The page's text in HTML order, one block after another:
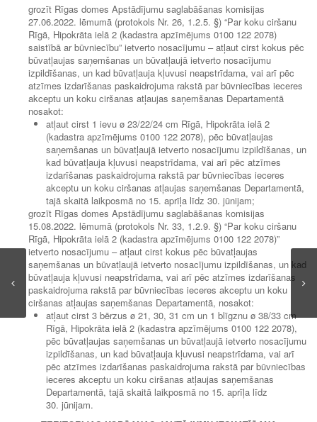
grozīt Rīgas domes Apstādījumu saglabāšanas komisijas
27.06.2022. lēmumā (protokols Nr. 26, 1.2.5. §) “Par koku ciršanu
Rīgā, Hipokrāta ielā 2 (kadastra apzīmējums 0100 122 2078)
saistībā ar būvniecību” ietverto nosacījumu – atļaut cirst kokus pēc
būvatļaujas saņemšanas un būvatļaujā ietverto nosacījumu
izpildīšanas, un kad būvatļauja kļuvusi neapstrīdama, vai arī pēc
atzīmes izdarīšanas paskaidrojuma rakstā par būvniecības ieceres
akceptu un koku ciršanas atļaujas saņemšanas Departamentā
nosakot:
atļaut cirst 1 ievu ø 23/22/24 cm Rīgā, Hipokrāta ielā 2
(kadastra apzīmējums 0100 122 2078), pēc būvatļaujas
saņemšanas un būvatļaujā ietverto nosacījumu izpildīšanas, un
kad būvatļauja kļuvusi neapstrīdama, vai arī pēc atzīmes
izdarīšanas paskaidrojuma rakstā par būvniecības ieceres
akceptu un koku ciršanas atļaujas saņemšanas Departamentā,
tajā skaitā laikposmā no 15. aprīļa līdz 30. jūnijam;
grozīt Rīgas domes Apstādījumu saglabāšanas komisijas
15.08.2022. lēmumā (protokols Nr. 33, 1.2.9. §) “Par koku ciršanu
Rīgā, Hipokrāta ielā 2 (kadastra apzīmējums 0100 122 2078)”
ietverto nosacījumu – atļaut cirst kokus pēc būvatļaujas
saņemšanas un būvatļaujā ietverto nosacījumu izpildīšanas, un kad
būvatļauja kļuvusi neapstrīdama, vai arī pēc atzīmes izdarīšanas
paskaidrojuma rakstā par būvniecības ieceres akceptu un koku
ciršanas atļaujas saņemšanas Departamentā, nosakot:
atļaut cirst 3 bērzus ø 21, 30, 31 cm un 1 blīgznu ø 38/33 cm
Rīgā, Hipokrāta ielā 2 (kadastra apzīmējums 0100 122 2078),
pēc būvatļaujas saņemšanas un būvatļaujā ietverto nosacījumu
izpildīšanas, un kad būvatļauja kļuvusi neapstrīdama, vai arī
pēc atzīmes izdarīšanas paskaidrojuma rakstā par būvniecības
ieceres akceptu un koku ciršanas atļaujas saņemšanas
Departamentā, tajā skaitā laikposmā no 15. aprīļa līdz
30. jūnijam.